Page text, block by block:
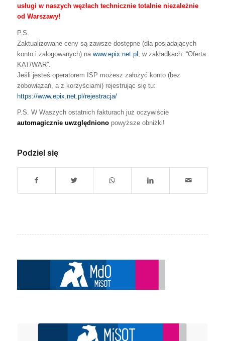
usługi w naszych węzłach technicznie totalnie niezależnie
od Warszawy!
P.S.
Zaktualizowane ceny są zawsze dostępne (dla posiadających
konto i zalogowanych) na www.epix.net.pl , w zakładkach: “Oferta
KAT/WAR”.
Jeśli jesteś operatorem ISP możesz założyć konto (bez
zobowiązań, a z korzyściami) rejestrując się tu:
https://www.epix.net.pl/rejestracja/
P.S. W Waszych ostatnich fakturach już oczywiście
automagicznie uwzględnionopowyższe obniżki!
Podziel się